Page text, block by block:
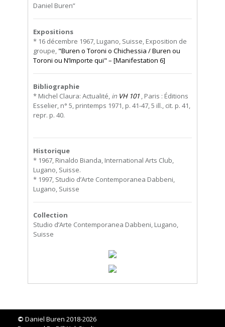
Daniel Buren”
Expositions
* 16 décembre 1967, Lugano, Suisse, Exposition de
groupe, "Buren o Toroni o Chichessia / Buren ou
Toroni ou N’Importe qui" – [Manifestation 6]
Bibliographie
* Michel Claura: Actualité, in VH 101 , Paris : Éditions
Esselier, n° 5, printemps 1971, p. 41-47, 5 ill., cit. p. 41,
repr. p. 40.
Historique
* 1967, Rinaldo Bianda, International Arts Club,
Lugano, Suisse.
* 1997, Studio d’Arte Contemporanea Dabbeni,
Lugano, Suisse
Collection
Studio d’Arte Contemporanea Dabbeni, Lugano,
Suisse
© Daniel Buren 2018-2026